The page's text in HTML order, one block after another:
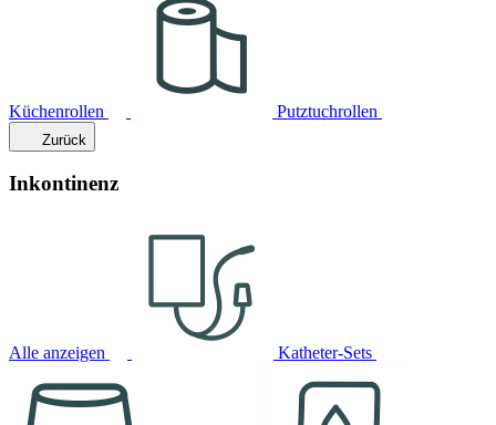
Küchenrollen Putztuchrollen
Zurück
Inkontinenz
Alle anzeigen Katheter-Sets